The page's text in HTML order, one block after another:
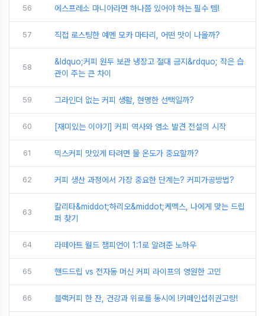
56 에스프레소 마니아라면 하나쯤 있어야 하는 필수 템!
57 직접 로스팅한 예멘 모카 마타리, 어떤 맛이 나올까?
58
&ldquo;커피 원두 보관 냉장고 절대 금지&rdquo; 작은 습
관이 주는 큰 차이
59 그라인더 없는 커피 생활, 현명한 선택일까?
60 [재미있는 이야기] 커피 역사와 염소 발견 전설의 시작
61 믹스커피 맛있게 타려면 물 온도가 중요할까?
62 커피 생산 과정에서 가장 중요한 단계는? 커피가공방법?
63
칼리타&middot;하리오&middot;케멕스, 나에게 맞는 드립
퍼 찾기
64 라떼아트 월드 챔피언이 1:1로 알려준 노하우
65 핸드드립 vs 전자동 머신 커피 라이프의 영원한 고민
66 블랙커피 한 잔, 건강과 위로를 동시에 !카페인섭취권고량!